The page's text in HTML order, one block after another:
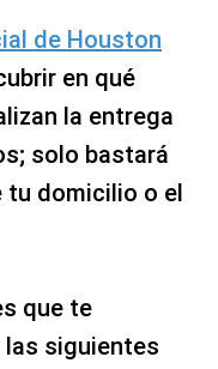
de Houston
en qué
la entrega
solo bastará
tu domicilio o el
que te
siguientes